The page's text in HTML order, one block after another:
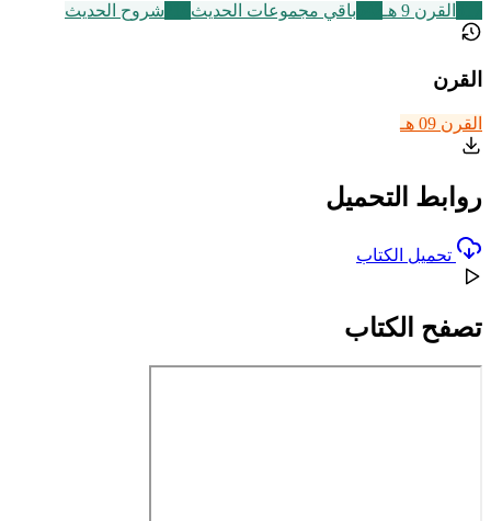
القرن 9 هـ باقي مجموعات الحديث شروح الحديث
القرن
القرن 09 هـ
روابط التحميل
تحميل الكتاب
تصفح الكتاب